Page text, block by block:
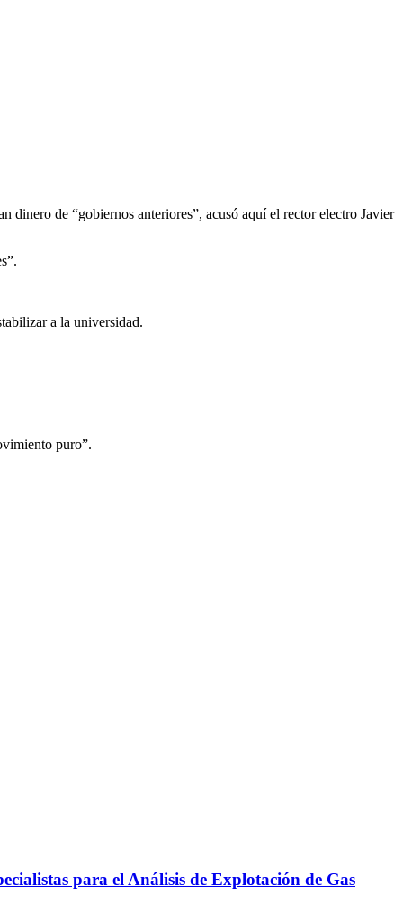
de “gobiernos anteriores”, acusó aquí el rector electro Javier
a la universidad.
puro”.
para el Análisis de Explotación de Gas